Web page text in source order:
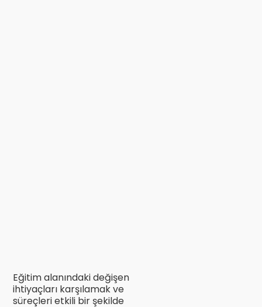
Eğitim alanındaki değişen
ihtiyaçları karşılamak ve
süreçleri etkili bir şekilde